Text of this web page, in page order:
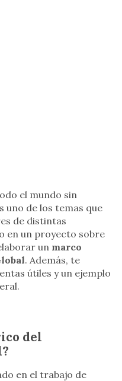
el mundo sin
uno de los temas que
de distintas
en un proyecto sobre
un marco
. Además, te
útiles y un ejemplo
del
en el trabajo de